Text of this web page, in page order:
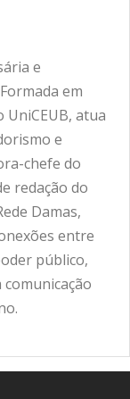
e
em
UniCEUB, atua
e
chefe do
redação do
Damas,
entre
público,